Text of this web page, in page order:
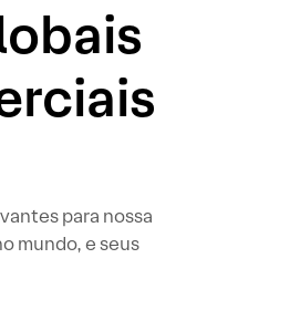
para nossa
mundo, e seus